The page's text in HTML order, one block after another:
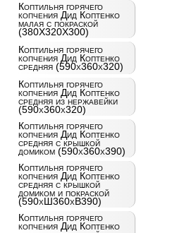
Коптильня горячего
копчения Дид Коптенко
малая с покраской
(380X320X300)
Коптильня горячего
копчения Дид Коптенко
средняя (590x360x320)
Коптильня горячего
копчения Дид Коптенко
средняя из нержавейки
(590x360x320)
Коптильня горячего
копчения Дид Коптенко
средняя с крышкой
домиком (590x360x390)
Коптильня горячего
копчения Дид Коптенко
средняя с крышкой
домиком и покраской
(590хШ360хВ390)
Коптильня горячего
копчения Дид Коптенко